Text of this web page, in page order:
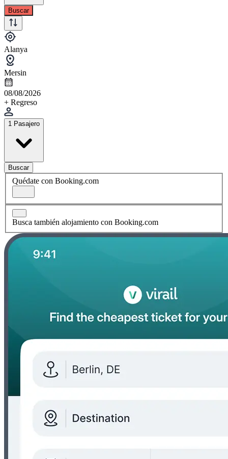
Buscar
Alanya
Mersin
08/08/2026
+ Regreso
1 Pasajero
Buscar
Quédate con Booking.com
Busca también alojamiento con Booking.com